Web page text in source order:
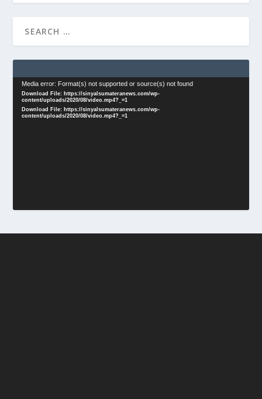
Video
Player
Media error: Format(s) not supported or source(s) not found
Download File: https://sinyalsumateranews.com/wp-
content/uploads/2020/08/video.mp4?_=1
Download File: https://sinyalsumateranews.com/wp-
content/uploads/2020/08/video.mp4?_=1